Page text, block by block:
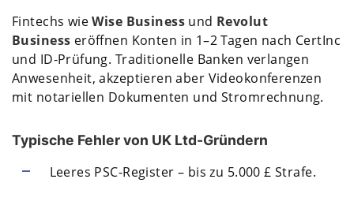
Fintechs wieWise Businessund Revolut
Business eröffnen Konten in 1–2 Tagen nach CertInc
und ID-Prüfung. Traditionelle Banken verlangen
Anwesenheit, akzeptieren aber Videokonferenzen
mit notariellen Dokumenten und Stromrechnung.
Typische Fehler von UK Ltd-Gründern
Leeres PSC-Register – bis zu 5.000 £ Strafe.